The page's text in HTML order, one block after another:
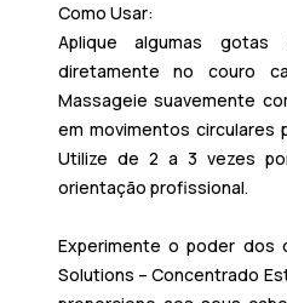
Como Usar:
Aplique algumas
diretamente no couro
Massageie suavemente
em movimentos circulares
Utilize de 2 a 3 vezes
orientação profissional.​
Experimente o poder dos
Solutions – Concentrado